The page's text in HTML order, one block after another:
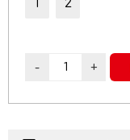
1 2
- +